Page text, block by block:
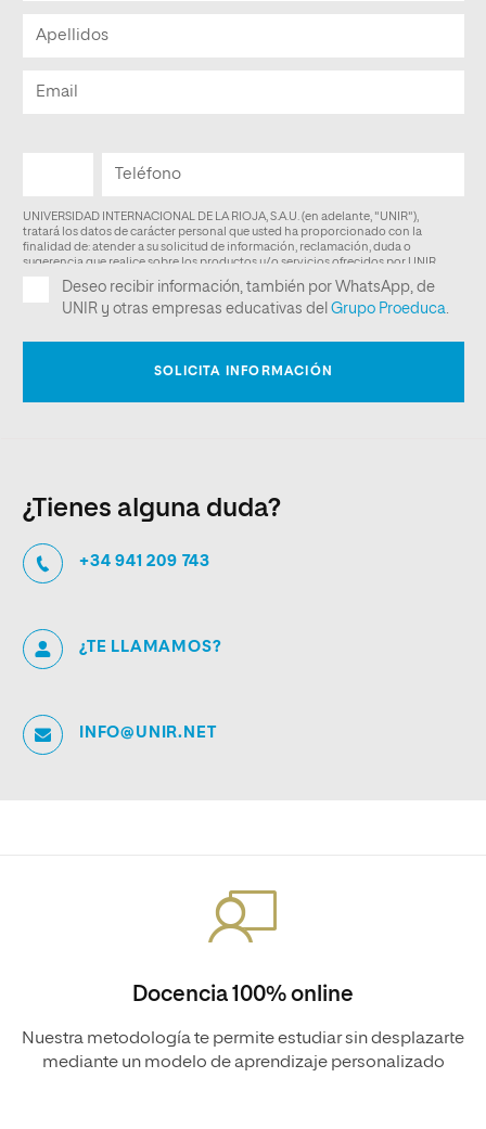
¿Tienes alguna duda?
+34 941 209 743
¿TE LLAMAMOS?
INFO@UNIR.NET
Docencia 100% online
Nuestra metodología te permite estudiar sin desplazarte
mediante un modelo de aprendizaje personalizado